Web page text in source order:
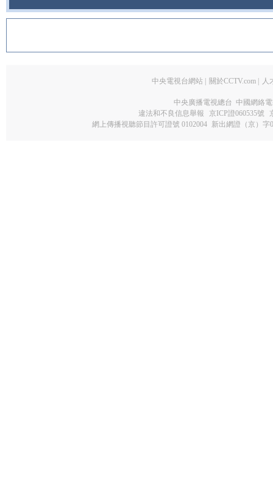
中央電視台網站 關於CCTV.com 人
中央廣播電視總台 中國網絡
違法和不良信息舉報
京ICP證060535號
網上傳播視聽節目許可證號 0102004 新出網證（京）